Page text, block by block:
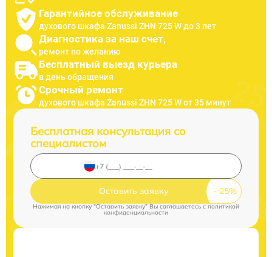
Гарантийное обслуживание
духового шкафа Zanussi ZHN 725 W до 3 лет
Диагностика за наш счет,
ремонт по желанию
Бесплатный выезд курьера
в день обращения
Срочный ремонт
духового шкафа Zanussi ZHN 725 W от 35 минут
Бесплатная консультация со
специалистом
Оставить заявку
Нажимая на кнопку "Оставить заявку" Вы соглашаетесь cполитикой
конфиденциальности